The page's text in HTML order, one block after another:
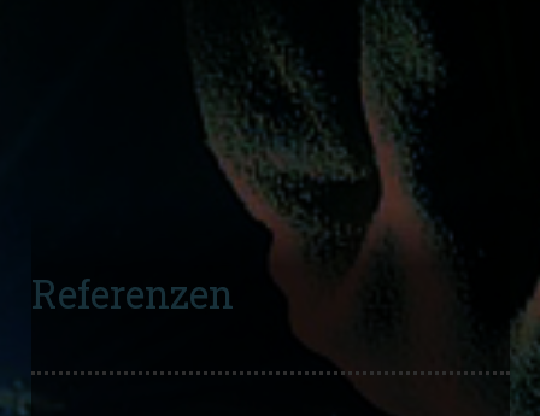
Referenzen